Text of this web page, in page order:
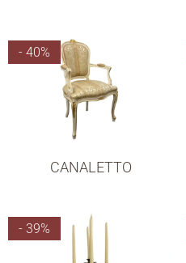
- 40%
CANALETTO
- 39%